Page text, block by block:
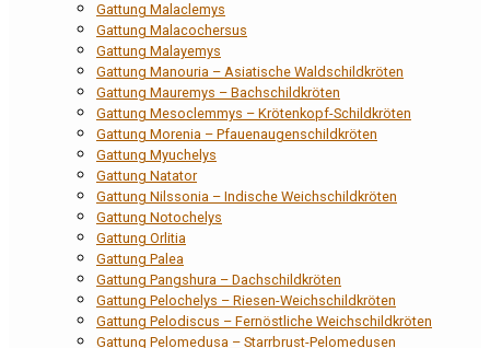
Gattung Malaclemys
Gattung Malacochersus
Gattung Malayemys
Gattung Manouria – Asiatische Waldschildkröten
Gattung Mauremys – Bachschildkröten
Gattung Mesoclemmys – Krötenkopf-Schildkröten
Gattung Morenia – Pfauenaugenschildkröten
Gattung Myuchelys
Gattung Natator
Gattung Nilssonia – Indische Weichschildkröten
Gattung Notochelys
Gattung Orlitia
Gattung Palea
Gattung Pangshura – Dachschildkröten
Gattung Pelochelys – Riesen-Weichschildkröten
Gattung Pelodiscus – Fernöstliche Weichschildkröten
Gattung Pelomedusa – Starrbrust-Pelomedusen